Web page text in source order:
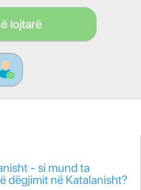
lojtarë
- si mund ta
dëgjimit në Katalanisht?